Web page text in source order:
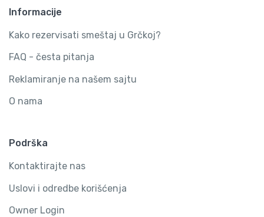
Informacije
Kako rezervisati smeštaj u Grčkoj?
FAQ - česta pitanja
Reklamiranje na našem sajtu
O nama
Podrška
Kontaktirajte nas
Uslovi i odredbe korišćenja
Owner Login